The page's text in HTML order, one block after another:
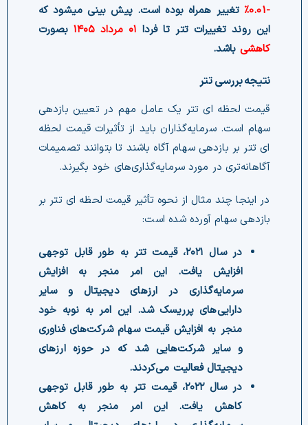
-0.01%
تغییر همراه بوده است. پیش بینی میشود که
این روند تغییرات تتر تا فردا ۰۱ مرداد ۱۴۰۵
بصورت
کاهشی باشد.
نتیجه بررسی تتر
قیمت لحظه ای تتر یک عامل مهم در تعیین بازدهی
سهام است. سرمایه‌گذاران باید از تأثیرات قیمت لحظه
ای تتر بر بازدهی سهام آگاه باشند تا بتوانند تصمیمات
آگاهانه‌تری در مورد سرمایه‌گذاری‌های خود بگیرند.
در اینجا چند مثال از نحوه تأثیر قیمت لحظه ای تتر بر
بازدهی سهام آورده شده است:
در سال ۲۰۲۱، قیمت تتر به طور قابل توجهی
افزایش یافت. این امر منجر به افزایش
سرمایه‌گذاری در ارزهای دیجیتال و سایر
دارایی‌های پرریسک شد. این امر به نوبه خود
منجر به افزایش قیمت سهام شرکت‌های فناوری
و سایر شرکت‌هایی شد که در حوزه ارزهای
دیجیتال فعالیت می‌کردند.
در سال ۲۰۲۲، قیمت تتر به طور قابل توجهی
کاهش یافت. این امر منجر به کاهش